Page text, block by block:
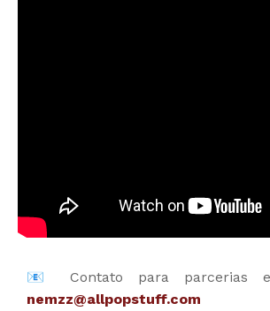
📧 Contato para parcerias
nemzz@allpopstuff.com